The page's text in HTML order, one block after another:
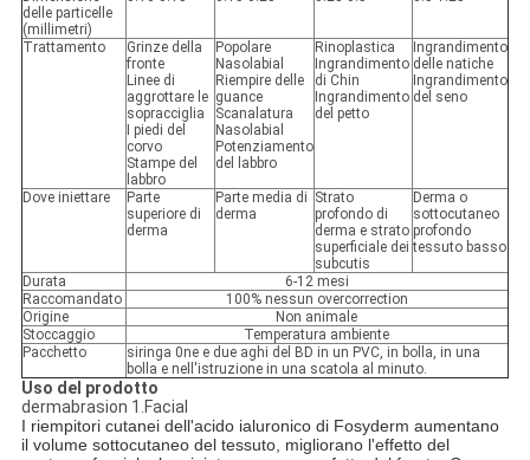
delle particelle
(millimetri)
Trattamento
Grinze della
fronte
Linee di
aggrottare le
sopracciglia
I piedi del
corvo
Stampe del
labbro
Popolare
Nasolabial
Riempire delle
guance
Scanalatura
Nasolabial
Potenziamento
del labbro
Rinoplastica
Ingrandimento
di Chin
Ingrandimento
del petto
Ingrandimento
delle natiche
Ingrandimento
del seno
Dove iniettare
Parte
superiore di
derma
Parte media di
derma
Strato
profondo di
derma e strato
superficiale dei
subcutis
Derma o
sottocutaneo
profondo
tessuto basso
Durata
6-12 mesi
Raccomandato
100% nessun overcorrection
Origine
Non animale
Stoccaggio
Temperatura ambiente
Pacchetto
siringa 0ne e due aghi del BD in un PVC, in bolla, in una
bolla e nell'istruzione in una scatola al minuto.
Uso del prodotto
dermabrasion 1.Facial
I riempitori cutanei dell'acido ialuronico di Fosyderm aumentano
il volume sottocutaneo del tessuto, migliorano l'effetto del